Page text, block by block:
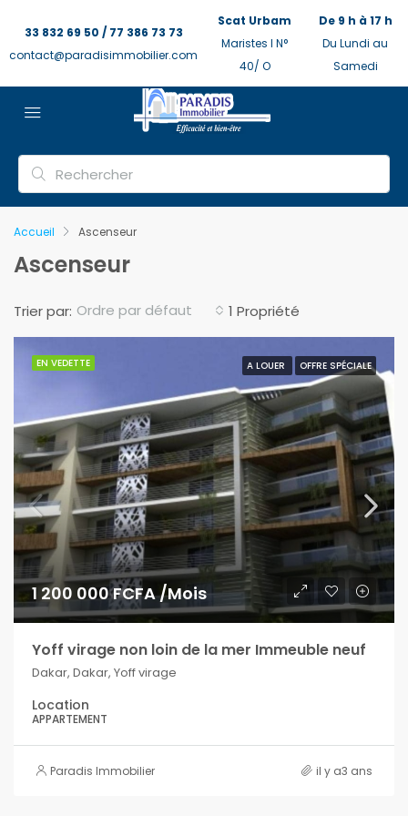
33 832 69 50 / 77 386 73 73
contact@paradisimmobilier.com
Scat Urbam
Maristes I N°
40/ O
De 9 h à 17 h
Du Lundi au
Samedi
Accueil Ascenseur
Ascenseur
1 Propriété
Trier par: Ordre par défaut
EN VEDETTE A LOUER OFFRE SPÉCIALE
1 200 000 FCFA /Mois
Yoff virage non loin de la mer Immeuble neuf
Dakar, Dakar, Yoff virage
Location
APPARTEMENT
Paradis Immobilier il y a3 ans